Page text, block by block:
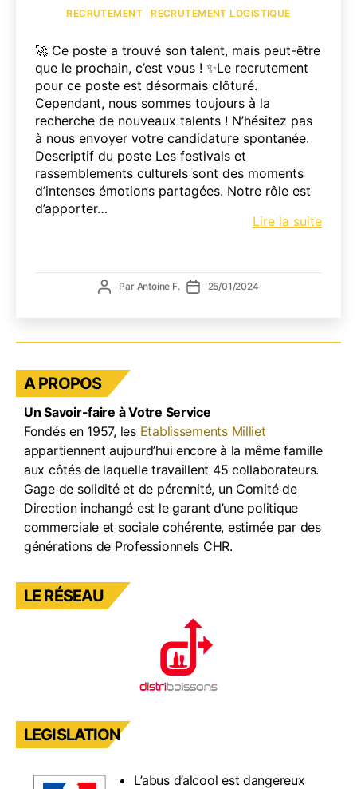
Catégories
RECRUTEMENT RECRUTEMENT LOGISTIQUE
🚀 Ce poste a trouvé son talent, mais peut-être
que le prochain, c’est vous ! ✨Le recrutement
pour ce poste est désormais clôturé.
Cependant, nous sommes toujours à la
recherche de nouveaux talents ! N’hésitez pas
à nous envoyer votre candidature spontanée.
Descriptif du poste Les festivals et
rassemblements culturels sont des moments
d’intenses émotions partagées. Notre rôle est
d’apporter…
Lire la suiteMilliet
AuteurPar Antoine F. Date
25/01/2024
A PROPOS
Un Savoir-faire à Votre Service
Fondés en 1957, les Etablissements Milliet
appartiennent aujourd’hui encore à la même famille
aux côtés de laquelle travaillent 45 collaborateurs.
Gage de solidité et de pérennité, un Comité de
Direction inchangé est le garant d’une politique
commerciale et sociale cohérente, estimée par des
générations de Professionnels CHR.
LE RÉSEAU
LEGISLATION
L’abus d’alcool est dangereux